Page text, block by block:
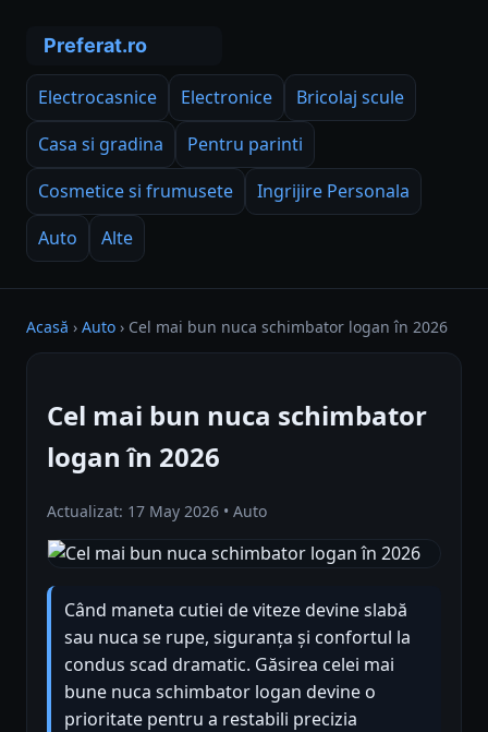
Electrocasnice Electronice
Bricolaj scule
Casa si gradina
Pentru parinti
Cosmetice si frumusete
Ingrijire Personala
Auto
Alte
Acasă › Auto › Cel mai bun nuca schimbator logan în 2026
Cel mai bun nuca schimbator
logan în 2026
Actualizat: 17 May 2026 • Auto
Când maneta cutiei de viteze devine slabă
sau nuca se rupe, siguranța și confortul la
condus scad dramatic. Găsirea celei mai
bune nuca schimbator logan devine o
prioritate pentru a restabili precizia